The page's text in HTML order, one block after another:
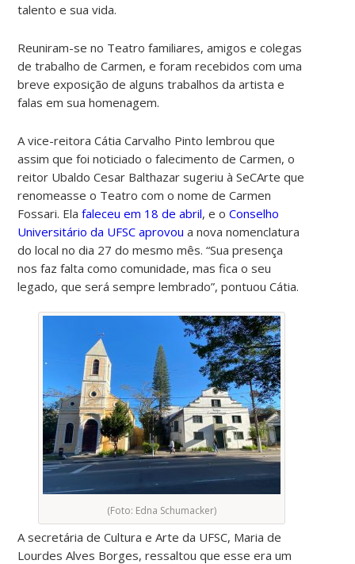
talento e sua vida.
Reuniram-se no Teatro familiares, amigos e colegas
de trabalho de Carmen, e foram recebidos com uma
breve exposição de alguns trabalhos da artista e
falas em sua homenagem.
A vice-reitora Cátia Carvalho Pinto lembrou que
assim que foi noticiado o falecimento de Carmen, o
reitor Ubaldo Cesar Balthazar sugeriu à SeCArte que
renomeasse o Teatro com o nome de Carmen
Fossari. Elafaleceu em 18 de abril, e oConselho
Universitário da UFSC aprovou a nova nomenclatura
do local no dia 27 do mesmo mês. “Sua presença
nos faz falta como comunidade, mas fica o seu
legado, que será sempre lembrado”, pontuou Cátia.
(Foto: Edna Schumacker)
A secretária de Cultura e Arte da UFSC, Maria de
Lourdes Alves Borges, ressaltou que esse era um